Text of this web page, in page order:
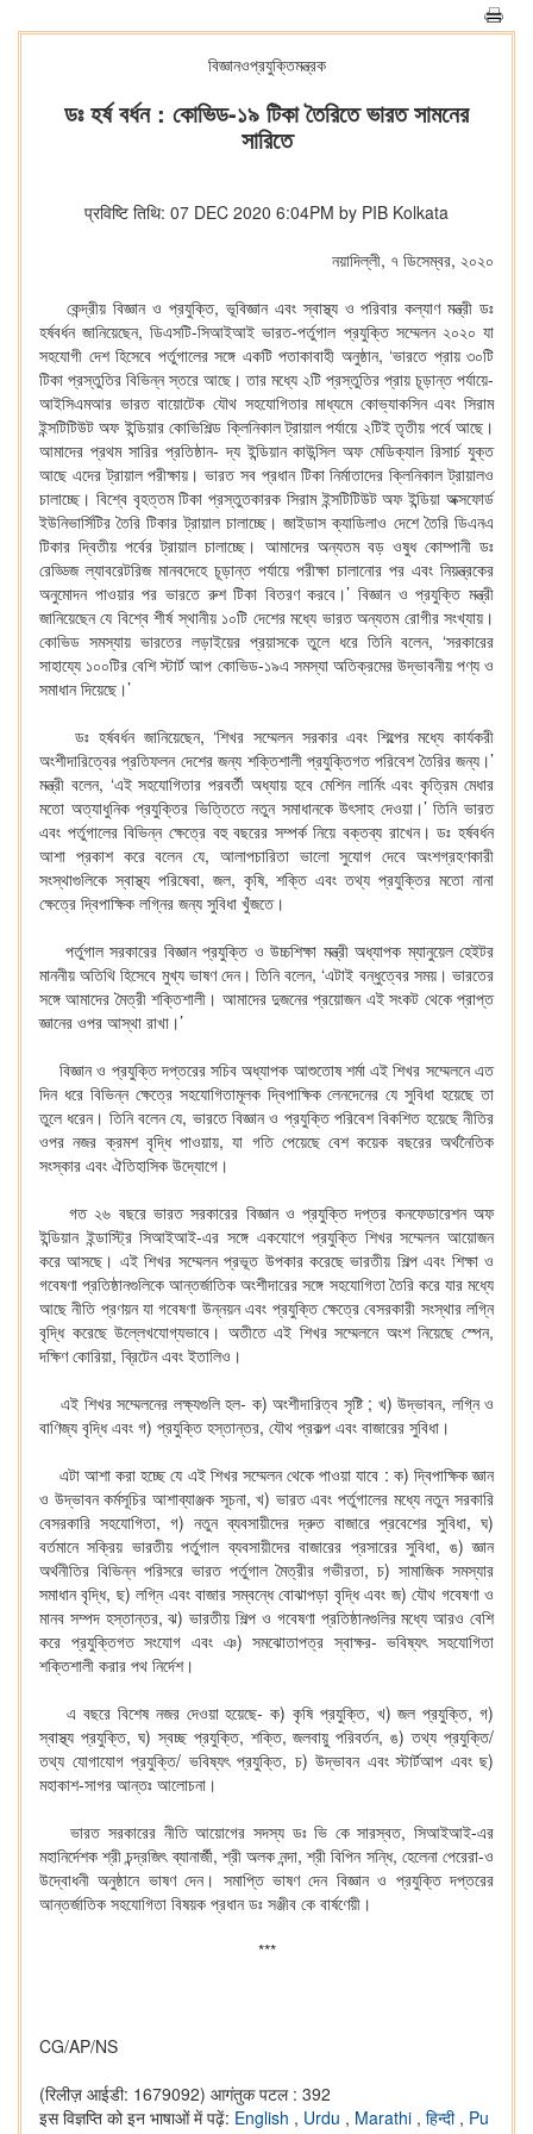
বিজ্ঞানওপ্রযুক্তিমন্ত্রক
ডঃ হর্ষ বর্ধন : কোভিড-১৯ টিকা তৈরিতে ভারত সামনের
সারিতে
प्रविष्टि तिथि: 07 DEC 2020 6:04PM by PIB Kolkata
নয়াদিল্লী, ৭ ডিসেম্বর, ২০২০
কেন্দ্রীয় বিজ্ঞান ও প্রযুক্তি, ভূবিজ্ঞান এবং স্বাস্থ্য ও পরিবার কল্যাণ মন্ত্রী ডঃ
হর্ষবর্ধন জানিয়েছেন, ডিএসটি-সিআইআই ভারত-পর্তুগাল প্রযুক্তি সম্মেলন ২০২০ যা
সহযোগী দেশ হিসেবে পর্তুগালের সঙ্গে একটি পতাকাবাহী অনুষ্ঠান, ‘ভারতে প্রায় ৩০টি
টিকা প্রস্তুতির বিভিন্ন স্তরে আছে। তার মধ্যে ২টি প্রস্তুতির প্রায় চূড়ান্ত পর্যায়ে-
আইসিএমআর ভারত বায়োটেক যৌথ সহযোগিতার মাধ্যমে কোভ্যাকসিন এবং সিরাম
ইন্সটিটিউট অফ ইন্ডিয়ার কোভিশিল্ড ক্লিনিকাল ট্রায়াল পর্যায়ে ২টিই তৃতীয় পর্বে আছে।
আমাদের প্রথম সারির প্রতিষ্ঠান- দ্য ইন্ডিয়ান কাউন্সিল অফ মেডিক্যাল রিসার্চ যুক্ত
আছে এদের ট্রায়াল পরীক্ষায়। ভারত সব প্রধান টিকা নির্মাতাদের ক্লিনিকাল ট্রায়ালও
চালাচ্ছে। বিশ্বে বৃহত্তম টিকা প্রস্তুতকারক সিরাম ইন্সটিটিউট অফ ইন্ডিয়া অক্সফোর্ড
ইউনিভার্সিটির তৈরি টিকার ট্রায়াল চালাচ্ছে। জাইডাস ক্যাডিলাও দেশে তৈরি ডিএনএ
টিকার দ্বিতীয় পর্বের ট্রায়াল চালাচ্ছে। আমাদের অন্যতম বড় ওষুধ কোম্পানী ডঃ
রেড্ডিজ ল্যাবরেটরিজ মানবদেহে চূড়ান্ত পর্যায়ে পরীক্ষা চালানোর পর এবং নিয়ন্ত্রকের
অনুমোদন পাওয়ার পর ভারতে রুশ টিকা বিতরণ করবে।’ বিজ্ঞান ও প্রযুক্তি মন্ত্রী
জানিয়েছেন যে বিশ্বে শীর্ষ স্থানীয় ১০টি দেশের মধ্যে ভারত অন্যতম রোগীর সংখ্যায়।
কোভিড সমস্যায় ভারতের লড়াইয়ের প্রয়াসকে তুলে ধরে তিনি বলেন, ‘সরকারের
সাহায্যে ১০০টির বেশি স্টার্ট আপ কোভিড-১৯এ সমস্যা অতিক্রমের উদ্ভাবনীয় পণ্য ও
সমাধান দিয়েছে।’
ডঃ হর্ষবর্ধন জানিয়েছেন, ‘শিখর সম্মেলন সরকার এবং শিল্পের মধ্যে কার্যকরী
অংশীদারিত্বের প্রতিফলন দেশের জন্য শক্তিশালী প্রযুক্তিগত পরিবেশ তৈরির জন্য।’
মন্ত্রী বলেন, ‘এই সহযোগিতার পরবর্তী অধ্যায় হবে মেশিন লার্নিং এবং কৃত্রিম মেধার
মতো অত্যাধুনিক প্রযুক্তির ভিত্তিতে নতুন সমাধানকে উৎসাহ দেওয়া।’ তিনি ভারত
এবং পর্তুগালের বিভিন্ন ক্ষেত্রে বহু বছরের সম্পর্ক নিয়ে বক্তব্য রাখেন। ডঃ হর্ষবর্ধন
আশা প্রকাশ করে বলেন যে, আলাপচারিতা ভালো সুযোগ দেবে অংশগ্রহণকারী
সংস্থাগুলিকে স্বাস্থ্য পরিষেবা, জল, কৃষি, শক্তি এবং তথ্য প্রযুক্তির মতো নানা
ক্ষেত্রে দ্বিপাক্ষিক লগ্নির জন্য সুবিধা খুঁজতে।
পর্তুগাল সরকারের বিজ্ঞান প্রযুক্তি ও উচ্চশিক্ষা মন্ত্রী অধ্যাপক ম্যানুয়েল হেইটর
মাননীয় অতিথি হিসেবে মুখ্য ভাষণ দেন। তিনি বলেন, ‘এটাই বন্ধুত্বের সময়। ভারতের
সঙ্গে আমাদের মৈত্রী শক্তিশালী। আমাদের দুজনের প্রয়োজন এই সংকট থেকে প্রাপ্ত
জ্ঞানের ওপর আস্থা রাখা।’
বিজ্ঞান ও প্রযুক্তি দপ্তরের সচিব অধ্যাপক আশুতোষ শর্মা এই শিখর সম্মেলনে এত
দিন ধরে বিভিন্ন ক্ষেত্রে সহযোগিতামূলক দ্বিপাক্ষিক লেনদেনের যে সুবিধা হয়েছে তা
তুলে ধরেন। তিনি বলেন যে, ভারতে বিজ্ঞান ও প্রযুক্তি পরিবেশ বিকশিত হয়েছে নীতির
ওপর নজর ক্রমশ বৃদ্ধি পাওয়ায়, যা গতি পেয়েছে বেশ কয়েক বছরের অর্থনৈতিক
সংস্কার এবং ঐতিহাসিক উদ্যোগে।
গত ২৬ বছরে ভারত সরকারের বিজ্ঞান ও প্রযুক্তি দপ্তর কনফেডারেশন অফ
ইন্ডিয়ান ইন্ডাস্ট্রি সিআইআই-এর সঙ্গে একযোগে প্রযুক্তি শিখর সম্মেলন আয়োজন
করে আসছে। এই শিখর সম্মেলন প্রভূত উপকার করেছে ভারতীয় শিল্প এবং শিক্ষা ও
গবেষণা প্রতিষ্ঠানগুলিকে আন্তর্জাতিক অংশীদারের সঙ্গে সহযোগিতা তৈরি করে যার মধ্যে
আছে নীতি প্রণয়ন যা গবেষণা উন্নয়ন এবং প্রযুক্তি ক্ষেত্রে বেসরকারী সংস্থার লগ্নি
বৃদ্ধি করেছে উল্লেখযোগ্যভাবে। অতীতে এই শিখর সম্মেলনে অংশ নিয়েছে স্পেন,
দক্ষিণ কোরিয়া, ব্রিটেন এবং ইতালিও।
এই শিখর সম্মেলনের লক্ষ্যগুলি হল- ক) অংশীদারিত্ব সৃষ্টি ; খ) উদ্ভাবন, লগ্নি ও
বাণিজ্য বৃদ্ধি এবং গ) প্রযুক্তি হস্তান্তর, যৌথ প্রকল্প এবং বাজারের সুবিধা।
এটা আশা করা হচ্ছে যে এই শিখর সম্মেলন থেকে পাওয়া যাবে : ক) দ্বিপাক্ষিক জ্ঞান
ও উদ্ভাবন কর্মসূচির আশাব্যাঞ্জক সূচনা, খ) ভারত এবং পর্তুগালের মধ্যে নতুন সরকারি
বেসরকারি সহযোগিতা, গ) নতুন ব্যবসায়ীদের দ্রুত বাজারে প্রবেশের সুবিধা, ঘ)
বর্তমানে সক্রিয় ভারতীয় পর্তুগাল ব্যবসায়ীদের বাজারের প্রসারের সুবিধা, ঙ) জ্ঞান
অর্থনীতির বিভিন্ন পরিসরে ভারত পর্তুগাল মৈত্রীর গভীরতা, চ) সামাজিক সমস্যার
সমাধান বৃদ্ধি, ছ) লগ্নি এবং বাজার সম্বন্ধে বোঝাপড়া বৃদ্ধি এবং জ) যৌথ গবেষণা ও
মানব সম্পদ হস্তান্তর, ঝ) ভারতীয় শিল্প ও গবেষণা প্রতিষ্ঠানগুলির মধ্যে আরও বেশি
করে প্রযুক্তিগত সংযোগ এবং ঞ) সমঝোতাপত্র স্বাক্ষর- ভবিষ্যৎ সহযোগিতা
শক্তিশালী করার পথ নির্দেশ।
এ বছরে বিশেষ নজর দেওয়া হয়েছে- ক) কৃষি প্রযুক্তি, খ) জল প্রযুক্তি, গ)
স্বাস্থ্য প্রযুক্তি, ঘ) স্বচ্ছ প্রযুক্তি, শক্তি, জলবায়ু পরিবর্তন, ঙ) তথ্য প্রযুক্তি/
তথ্য যোগাযোগ প্রযুক্তি/ ভবিষ্যৎ প্রযুক্তি, চ) উদ্ভাবন এবং স্টার্টআপ এবং ছ)
মহাকাশ-সাগর আন্তঃ আলোচনা।
ভারত সরকারের নীতি আয়োগের সদস্য ডঃ ভি কে সারস্বত, সিআইআই-এর
মহানির্দেশক শ্রী চন্দ্রজিৎ ব্যানার্জী, শ্রী অলক নন্দা, শ্রী বিপিন সন্ধি, হেলেনা পেরেরা-ও
উদ্বোধনী অনুষ্ঠানে ভাষণ দেন। সমাপ্তি ভাষণ দেন বিজ্ঞান ও প্রযুক্তি দপ্তরের
আন্তর্জাতিক সহযোগিতা বিষয়ক প্রধান ডঃ সঞ্জীব কে বার্ষণেয়ী।
***
CG/AP/NS
(रिलीज़ आईडी: 1679092) आगंतुक पटल : 392
इस विज्ञप्ति को इन भाषाओं में पढ़ें: English , Urdu , Marathi , हिन्दी , Pu